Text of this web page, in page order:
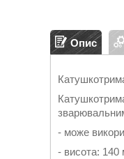
Опис
- може
- висота: 140